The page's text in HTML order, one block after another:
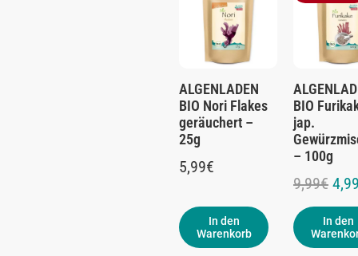
ALGENLADEN
BIO Nori Flakes
geräuchert –
25g
5,99€
In den
Warenkorb
BIO
jap.
– 100g
9,99€
In den